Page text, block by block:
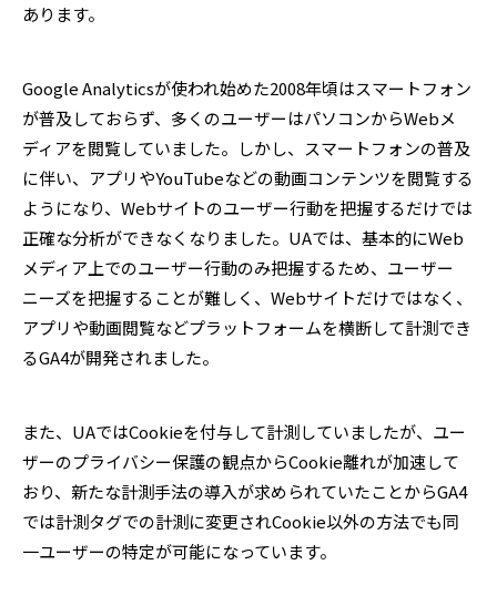
あります。
Google Analyticsが使われ始めた2008年頃はスマートフォン
が普及しておらず、多くのユーザーはパソコンからWebメ
ディアを閲覧していました。しかし、スマートフォンの普及
に伴い、アプリやYouTubeなどの動画コンテンツを閲覧する
ようになり、Webサイトのユーザー行動を把握するだけでは
正確な分析ができなくなりました。UAでは、基本的にWeb
メディア上でのユーザー行動のみ把握するため、ユーザー
ニーズを把握することが難しく、Webサイトだけではなく、
アプリや動画閲覧などプラットフォームを横断して計測でき
るGA4が開発されました。
また、UAではCookieを付与して計測していましたが、ユー
ザーのプライバシー保護の観点からCookie離れが加速して
おり、新たな計測手法の導入が求められていたことからGA4
では計測タグでの計測に変更されCookie以外の方法でも同
一ユーザーの特定が可能になっています。